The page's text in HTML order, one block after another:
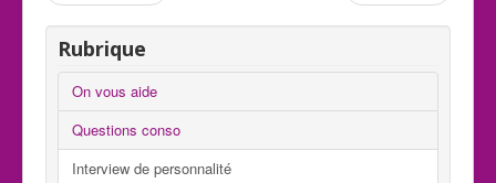
Rubrique
On vous aide
Questions conso
Interview de personnalité